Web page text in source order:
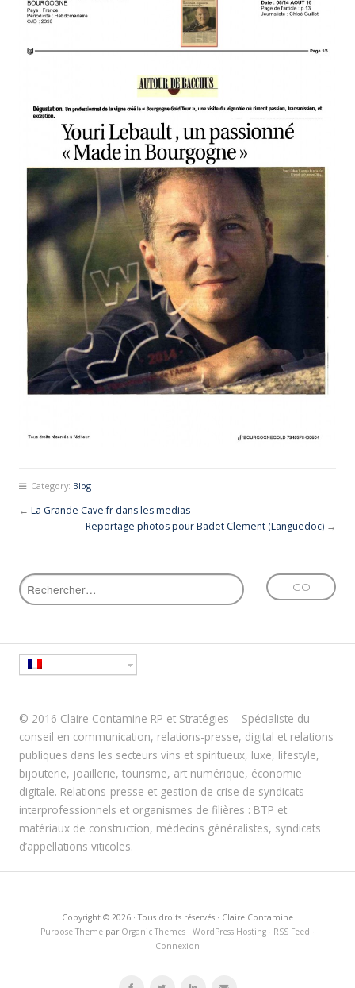
Category: Blog
← La Grande Cave.fr dans les medias
Reportage photos pour Badet Clement (Languedoc) →
© 2016 Claire Contamine RP et Stratégies – Spécialiste du
conseil en communication, relations-presse, digital et relations
publiques dans les secteurs vins et spiritueux, luxe, lifestyle,
bijouterie, joaillerie, tourisme, art numérique, économie
digitale. Relations-presse et gestion de crise de syndicats
interprofessionnels et organismes de filières : BTP et
matériaux de construction, médecins généralistes, syndicats
d’appellations viticoles.
Copyright © 2026 · Tous droits réservés · Claire Contamine
Purpose Theme par Organic Themes · WordPress Hosting · RSS Feed ·
Connexion